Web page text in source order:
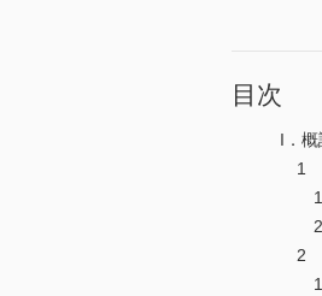
目次
I．概
1
1
2
2
1